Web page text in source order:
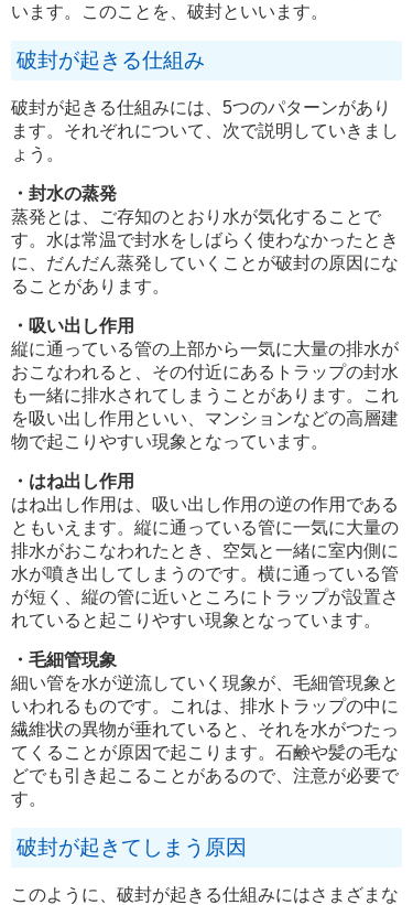
います。このことを、破封といいます。
破封が起きる仕組み
破封が起きる仕組みには、5つのパターンがあり
ます。それぞれについて、次で説明していきまし
ょう。
・封水の蒸発
蒸発とは、ご存知のとおり水が気化することで
す。水は常温で封水をしばらく使わなかったとき
に、だんだん蒸発していくことが破封の原因にな
ることがあります。
・吸い出し作用
縦に通っている管の上部から一気に大量の排水が
おこなわれると、その付近にあるトラップの封水
も一緒に排水されてしまうことがあります。これ
を吸い出し作用といい、マンションなどの高層建
物で起こりやすい現象となっています。
・はね出し作用
はね出し作用は、吸い出し作用の逆の作用である
ともいえます。縦に通っている管に一気に大量の
排水がおこなわれたとき、空気と一緒に室内側に
水が噴き出してしまうのです。横に通っている管
が短く、縦の管に近いところにトラップが設置さ
れていると起こりやすい現象となっています。
・毛細管現象
細い管を水が逆流していく現象が、毛細管現象と
いわれるものです。これは、排水トラップの中に
繊維状の異物が垂れていると、それを水がつたっ
てくることが原因で起こります。石鹸や髪の毛な
どでも引き起こることがあるので、注意が必要で
す。
破封が起きてしまう原因
このように、破封が起きる仕組みにはさまざまな